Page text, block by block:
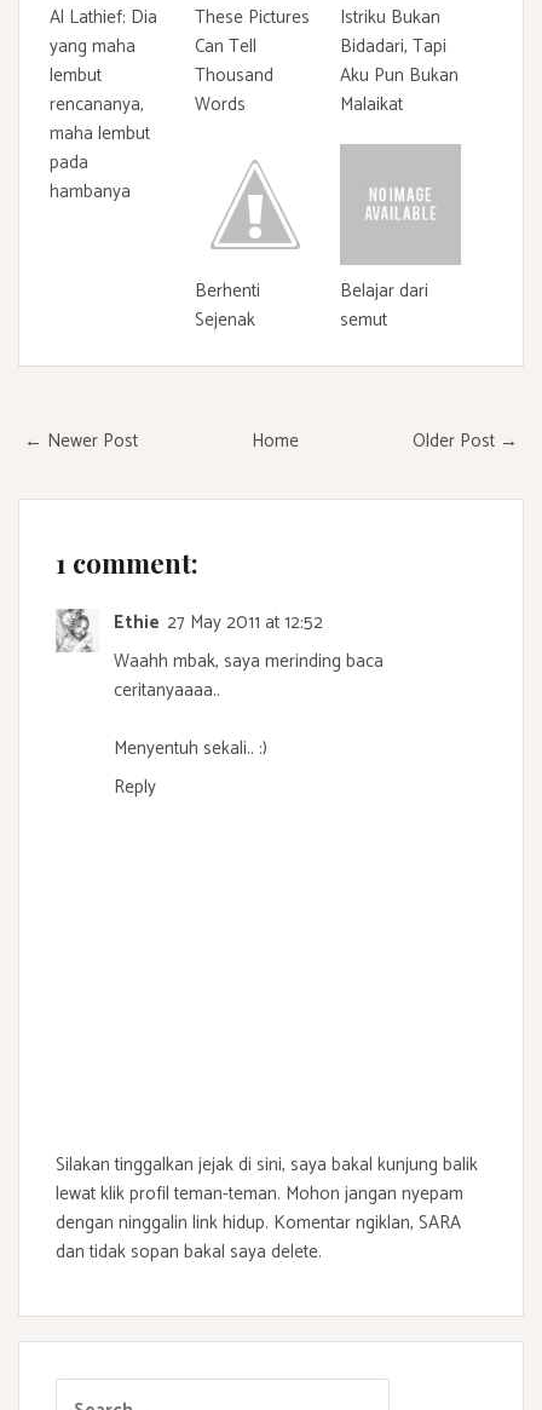
Al Lathief: Dia
yang maha
lembut
rencananya,
maha lembut
pada
hambanya
These Pictures
Can Tell
Thousand
Words
Istriku Bukan
Bidadari, Tapi
Aku Pun Bukan
Malaikat
Berhenti
Sejenak
Belajar dari
semut
← Newer Post Older Post →
Home
1 comment:
Ethie 27 May 2011 at 12:52
Waahh mbak, saya merinding baca
ceritanyaaaa..
Menyentuh sekali.. :)
Reply
Silakan tinggalkan jejak di sini, saya bakal kunjung balik
lewat klik profil teman-teman. Mohon jangan nyepam
dengan ninggalin link hidup. Komentar ngiklan, SARA
dan tidak sopan bakal saya delete.